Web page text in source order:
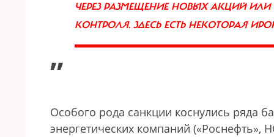
ЧЕРЕЗ РАЗМЕЩЕНИЕ НОВЫХ АКЦИЙ
КОНТРОЛЯ. ЗДЕСЬ ЕСТЬ НЕКОТОРАЯ
”
Особого рода санкции коснулись ряда
энергетических компаний